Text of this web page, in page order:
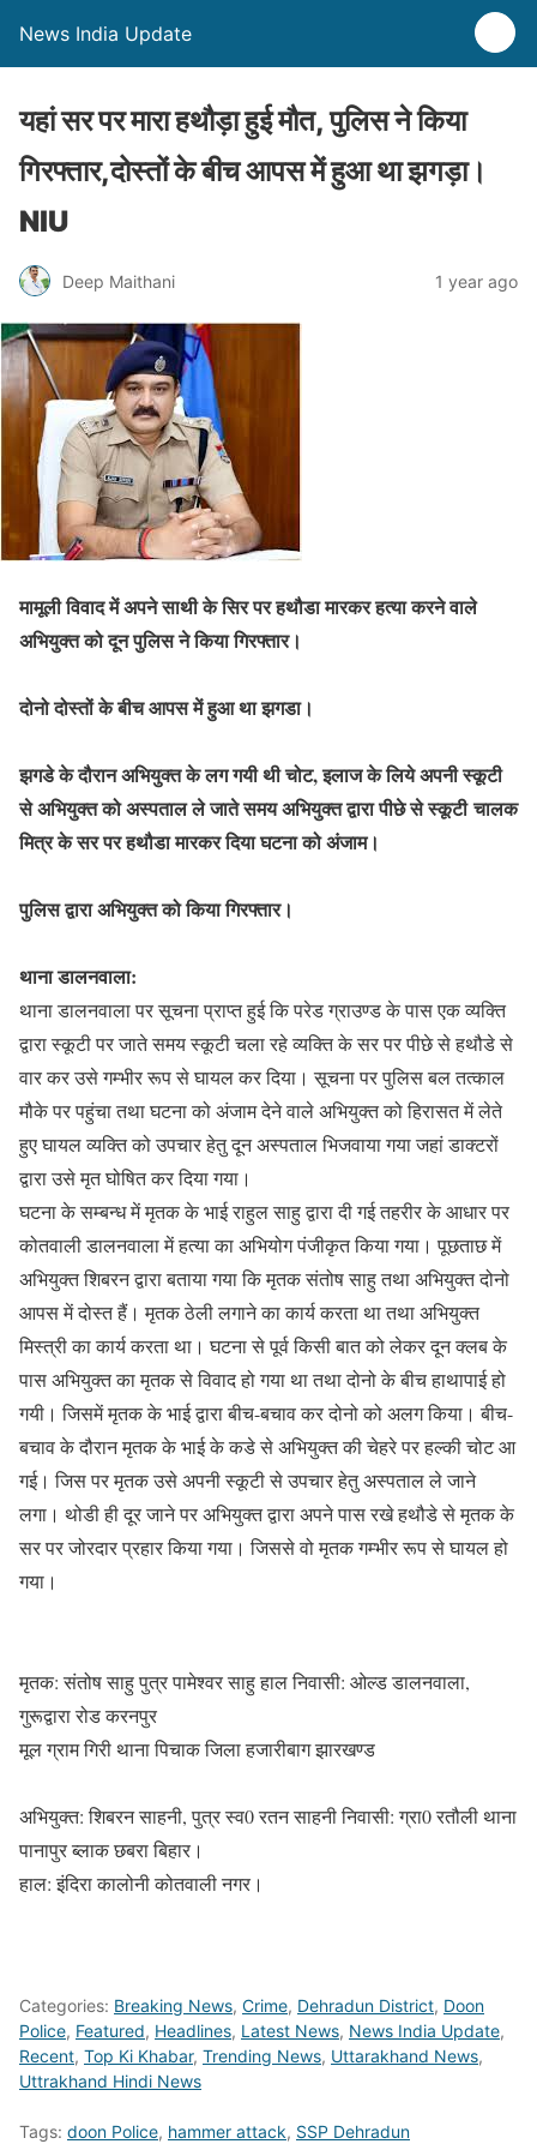
News India Update
यहां सर पर मारा हथौड़ा हुई मौत, पुलिस ने किया
गिरफ्तार,दोस्तों के बीच आपस में हुआ था झगड़ा।
NIU
Deep Maithani 1 year ago
मामूली विवाद में अपने साथी के सिर पर हथौडा मारकर हत्या करने वाले
अभियुक्त को दून पुलिस ने किया गिरफ्तार।
दोनो दोस्तों के बीच आपस में हुआ था झगडा।
झगडे के दौरान अभियुक्त के लग गयी थी चोट, इलाज के लिये अपनी स्कूटी
से अभियुक्त को अस्पताल ले जाते समय अभियुक्त द्वारा पीछे से स्कूटी चालक
मित्र के सर पर हथौडा मारकर दिया घटना को अंजाम।
पुलिस द्वारा अभियुक्त को किया गिरफ्तार।
थाना डालनवाला:
थाना डालनवाला पर सूचना प्राप्त हुई कि परेड ग्राउण्ड के पास एक व्यक्ति
द्वारा स्कूटी पर जाते समय स्कूटी चला रहे व्यक्ति के सर पर पीछे से हथौडे से
वार कर उसे गम्भीर रूप से घायल कर दिया। सूचना पर पुलिस बल तत्काल
मौके पर पहुंचा तथा घटना को अंजाम देने वाले अभियुक्त को हिरासत में लेते
हुए घायल व्यक्ति को उपचार हेतु दून अस्पताल भिजवाया गया जहां डाक्टरों
द्वारा उसे मृत घोषित कर दिया गया।
घटना के सम्बन्ध में मृतक के भाई राहुल साहु द्वारा दी गई तहरीर के आधार पर
कोतवाली डालनवाला में हत्या का अभियोग पंजीकृत किया गया। पूछताछ में
अभियुक्त शिबरन द्वारा बताया गया कि मृतक संतोष साहु तथा अभियुक्त दोनो
आपस में दोस्त हैं। मृतक ठेली लगाने का कार्य करता था तथा अभियुक्त
मिस्त्री का कार्य करता था। घटना से पूर्व किसी बात को लेकर दून क्लब के
पास अभियुक्त का मृतक से विवाद हो गया था तथा दोनो के बीच हाथापाई हो
गयी। जिसमें मृतक के भाई द्वारा बीच-बचाव कर दोनो को अलग किया। बीच-
बचाव के दौरान मृतक के भाई के कडे से अभियुक्त की चेहरे पर हल्की चोट आ
गई। जिस पर मृतक उसे अपनी स्कूटी से उपचार हेतु अस्पताल ले जाने
लगा। थोडी ही दूर जाने पर अभियुक्त द्वारा अपने पास रखे हथौडे से मृतक के
सर पर जोरदार प्रहार किया गया। जिससे वो मृतक गम्भीर रूप से घायल हो
गया।
मृतक: संतोष साहु पुत्र पामेश्वर साहु हाल निवासी: ओल्ड डालनवाला,
गुरूद्वारा रोड करनपुर
मूल ग्राम गिरी थाना पिचाक जिला हजारीबाग झारखण्ड
अभियुक्त: शिबरन साहनी, पुत्र स्व0 रतन साहनी निवासी: ग्रा0 रतौली थाना
पानापुर ब्लाक छबरा बिहार।
हाल: इंदिरा कालोनी कोतवाली नगर।
Categories: Breaking News, Crime, Dehradun District, Doon
Police, Featured, Headlines, Latest News, News India Update,
Recent, Top Ki Khabar, Trending News, Uttarakhand News,
Uttrakhand Hindi News
Tags: doon Police, hammer attack, SSP Dehradun